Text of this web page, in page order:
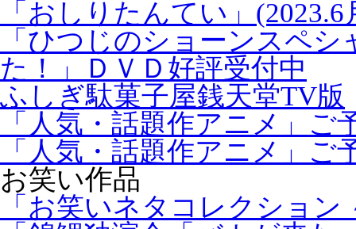
「おしりたんてい」(2023.6
「ひつじのショーンスペ
た！」ＤＶＤ好評受付中
ふしぎ駄菓子屋銭天堂TV版
「人気・話題作アニメ」ご
「人気・話題作アニメ」ご
お笑い作品
「お笑いネタコレクショ